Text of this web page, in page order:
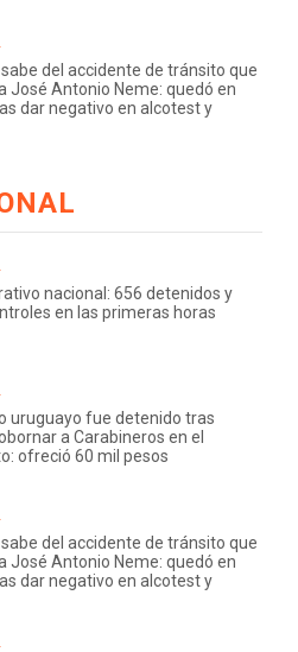
sabe del accidente de tránsito que
José Antonio Neme: quedó en
dar negativo en alcotest y
nacional: 656 detenidos y
en las primeras horas
uruguayo fue detenido tras
a Carabineros en el
ofreció 60 mil pesos
del accidente de tránsito que
José Antonio Neme: quedó en
dar negativo en alcotest y